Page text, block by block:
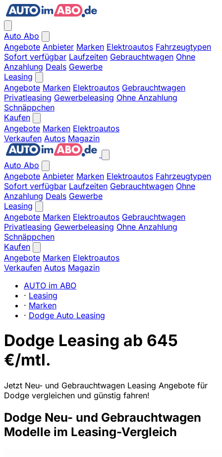
Auto Abo
Angebote Anbieter Marken Elektroautos Fahrzeugtypen
Sofort verfügbar Laufzeiten Gebrauchtwagen Ohne
Anzahlung Deals Gewerbe
Leasing
Angebote Marken Elektroautos Gebrauchtwagen
Privatleasing Gewerbeleasing Ohne Anzahlung
Schnäppchen
Kaufen
Angebote Marken Elektroautos
Verkaufen Autos Magazin
Auto Abo
Angebote Anbieter Marken Elektroautos Fahrzeugtypen
Sofort verfügbar Laufzeiten Gebrauchtwagen Ohne
Anzahlung Deals Gewerbe
Leasing
Angebote Marken Elektroautos Gebrauchtwagen
Privatleasing Gewerbeleasing Ohne Anzahlung
Schnäppchen
Kaufen
Angebote Marken Elektroautos
Verkaufen Autos Magazin
AUTO im ABO
· Leasing
· Marken
· Dodge Auto Leasing
Dodge Leasing ab 645
€/mtl.
Jetzt Neu- und Gebrauchtwagen Leasing Angebote für
Dodge vergleichen und günstig fahren!
Dodge Neu- und Gebrauchtwagen
Modelle im Leasing-Vergleich